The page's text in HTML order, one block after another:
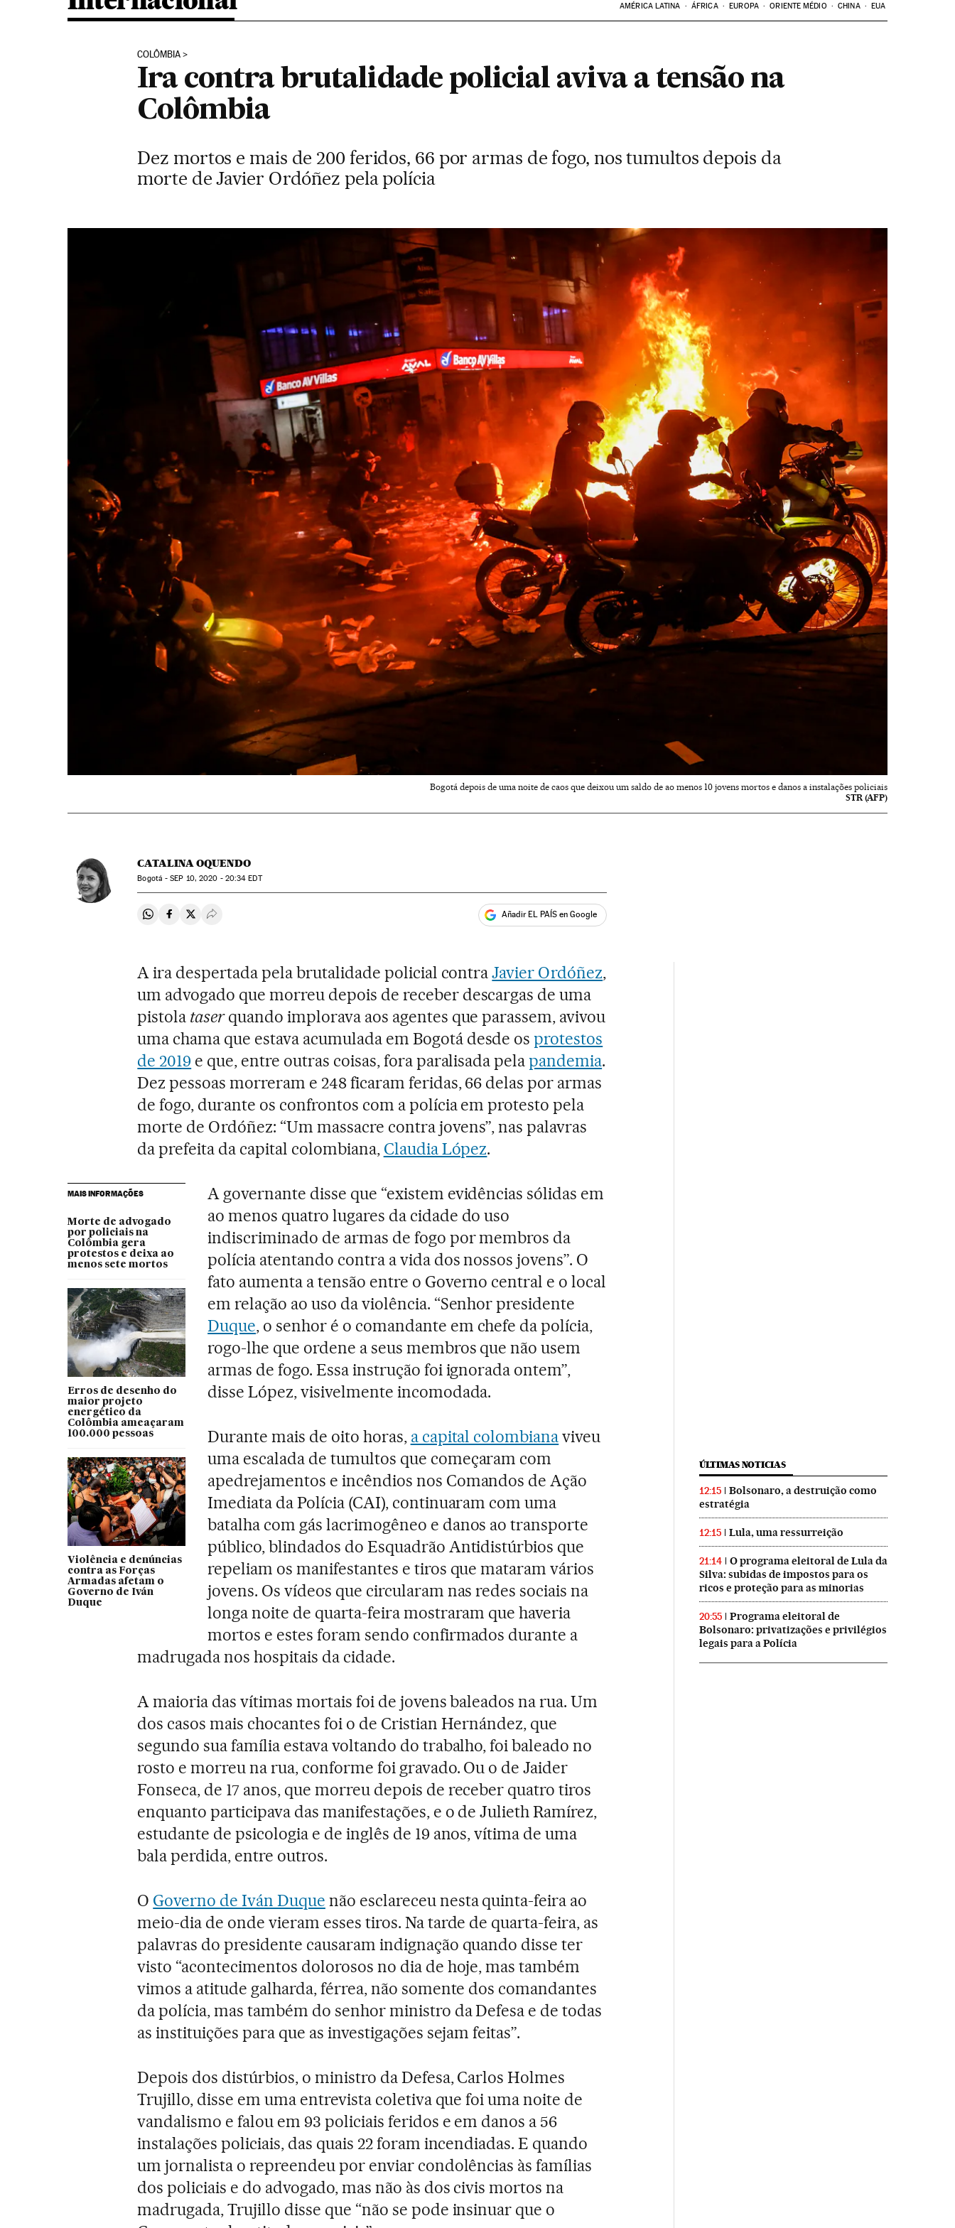
AMÉRICA LATINA ÁFRICA EUROPA ORIENTE MÉDIO CHINA EUA
COLÔMBIA
Ira contra brutalidade policial aviva a tensão na
Colômbia
Dez mortos e mais de 200 feridos, 66 por armas de fogo, nos tumultos depois da
morte de Javier Ordóñez pela polícia
Bogotá depois de uma noite de caos que deixou um saldo de ao menos 10 jovens mortos e danos a instalações policiais
STR (AFP)
CATALINA OQUENDO
Bogotá -SEP 10, 2020 - 20:34 EDT
Compartir en Whatsapp
Compartir en Facebook
Compartir en Twitter
Desplegar Redes Sociales Añadir EL PAÍS en Google
A ira despertada pela brutalidade policial contraJavier Ordóñez,
um advogado que morreu depois de receber descargas de uma
pistola taserquando implorava aos agentes que parassem, avivou
uma chama que estava acumulada em Bogotá desde osprotestos
de 2019 e que, entre outras coisas, fora paralisada pelapandemia.
Dez pessoas morreram e 248 ficaram feridas, 66 delas por armas
de fogo, durante os confrontos com a polícia em protesto pela
morte de Ordóñez: “Um massacre contra jovens”, nas palavras
da prefeita da capital colombiana, Claudia López.
MAIS INFORMAÇÕES
Morte de advogado
por policiais na
Colômbia gera
protestos e deixa ao
menos sete mortos
Erros de desenho do
maior projeto
energético da
Colômbia ameaçaram
100.000 pessoas
Violência e denúncias
contra as Forças
Armadas afetam o
Governo de Iván
Duque
A governante disse que “existem evidências sólidas em
ao menos quatro lugares da cidade do uso
indiscriminado de armas de fogo por membros da
polícia atentando contra a vida dos nossos jovens”. O
fato aumenta a tensão entre o Governo central e o local
em relação ao uso da violência. “Senhor presidente
Duque, o senhor é o comandante em chefe da polícia,
rogo-lhe que ordene a seus membros que não usem
armas de fogo. Essa instrução foi ignorada ontem”,
disse López, visivelmente incomodada.
Durante mais de oito horas, a capital colombianaviveu
uma escalada de tumultos que começaram com
apedrejamentos e incêndios nos Comandos de Ação
Imediata da Polícia (CAI), continuaram com uma
batalha com gás lacrimogêneo e danos ao transporte
público, blindados do Esquadrão Antidistúrbios que
repeliam os manifestantes e tiros que mataram vários
jovens. Os vídeos que circularam nas redes sociais na
longa noite de quarta-feira mostraram que haveria
mortos e estes foram sendo confirmados durante a
madrugada nos hospitais da cidade.
A maioria das vítimas mortais foi de jovens baleados na rua. Um
dos casos mais chocantes foi o de Cristian Hernández, que
segundo sua família estava voltando do trabalho, foi baleado no
rosto e morreu na rua, conforme foi gravado. Ou o de Jaider
Fonseca, de 17 anos, que morreu depois de receber quatro tiros
enquanto participava das manifestações, e o de Julieth Ramírez,
estudante de psicologia e de inglês de 19 anos, vítima de uma
bala perdida, entre outros.
O Governo de Iván Duque não esclareceu nesta quinta-feira ao
meio-dia de onde vieram esses tiros. Na tarde de quarta-feira, as
palavras do presidente causaram indignação quando disse ter
visto “acontecimentos dolorosos no dia de hoje, mas também
vimos a atitude galharda, férrea, não somente dos comandantes
da polícia, mas também do senhor ministro da Defesa e de todas
as instituições para que as investigações sejam feitas”.
Depois dos distúrbios, o ministro da Defesa, Carlos Holmes
Trujillo, disse em uma entrevista coletiva que foi uma noite de
vandalismo e falou em 93 policiais feridos e em danos a 56
instalações policiais, das quais 22 foram incendiadas. E quando
um jornalista o repreendeu por enviar condolências às famílias
dos policiais e do advogado, mas não às dos civis mortos na
madrugada, Trujillo disse que “não se pode insinuar que o
ÚLTIMAS NOTICIAS
12:15
Bolsonaro, a destruição como
estratégia
12:15 Lula, uma ressurreição
21:14
O programa eleitoral de Lula da
Silva: subidas de impostos para os
ricos e proteção para as minorias
20:55
Programa eleitoral de
Bolsonaro: privatizações e privilégios
legais para a Polícia